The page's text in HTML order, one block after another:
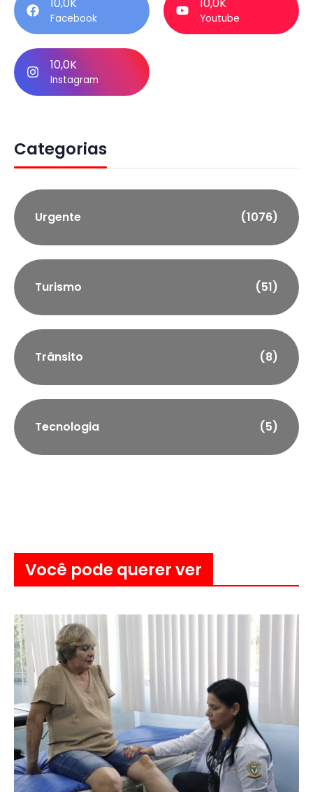
10,0K
Facebook
10,0K
Youtube
10,0K
Instagram
Categorias
Urgente (1076)
Turismo (51)
Trânsito (8)
Tecnologia (5)
Você pode querer ver